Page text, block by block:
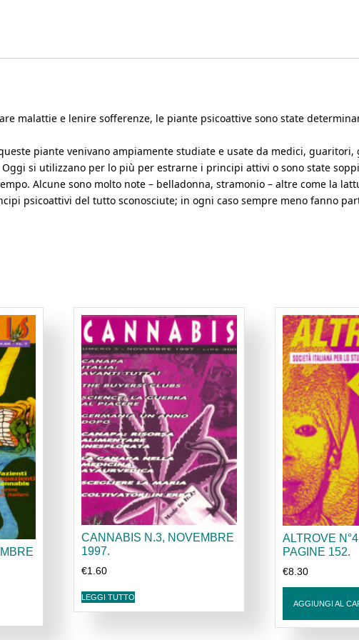
malattie e lenire sofferenze, le piante psicoattive sono state
piante venivano ampiamente studiate e usate da medici, guaritori,
si utilizzano per lo più per estrarne i principi attivi o sono state
Alcune sono molto note – belladonna, stramonio – altre come la
psicoattivi del tutto sconosciute; in ogni caso sempre meno fanno
CANNABIS N.3, NOVEMBRE
1997.
€1.60
LEGGI TUTTO
ALTROVE
PAGINE 152.
€8.30
AGGIUNGI AL